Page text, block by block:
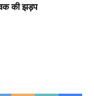
की झड़प